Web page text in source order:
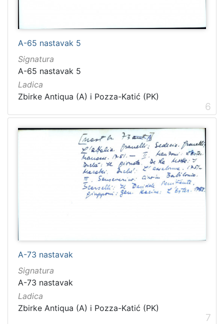
A-65 nastavak 5
Signatura
A-65 nastavak 5
Ladica
Zbirke Antiqua (A) i Pozza-Katić (PK)
6
A-73 nastavak
Signatura
A-73 nastavak
Ladica
Zbirke Antiqua (A) i Pozza-Katić (PK)
7